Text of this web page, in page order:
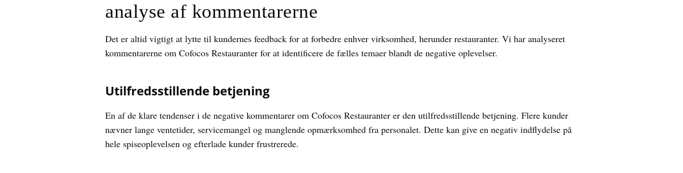
analyse af kommentarerne
Det er altid vigtigt at lytte til kundernes feedback for at forbedre enhver virksomhed, herunder restauranter. Vi har analyseret
kommentarerne om Cofocos Restauranter for at identificere de fælles temaer blandt de negative oplevelser.
Utilfredsstillende betjening
En af de klare tendenser i de negative kommentarer om Cofocos Restauranter er den utilfredsstillende betjening. Flere kunder
nævner lange ventetider, servicemangel og manglende opmærksomhed fra personalet. Dette kan give en negativ indflydelse på
hele spiseoplevelsen og efterlade kunder frustrerede.